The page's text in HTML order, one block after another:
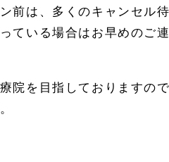
前は、多くのキャンセル
ている場合はお早めのご
院を目指しておりますの